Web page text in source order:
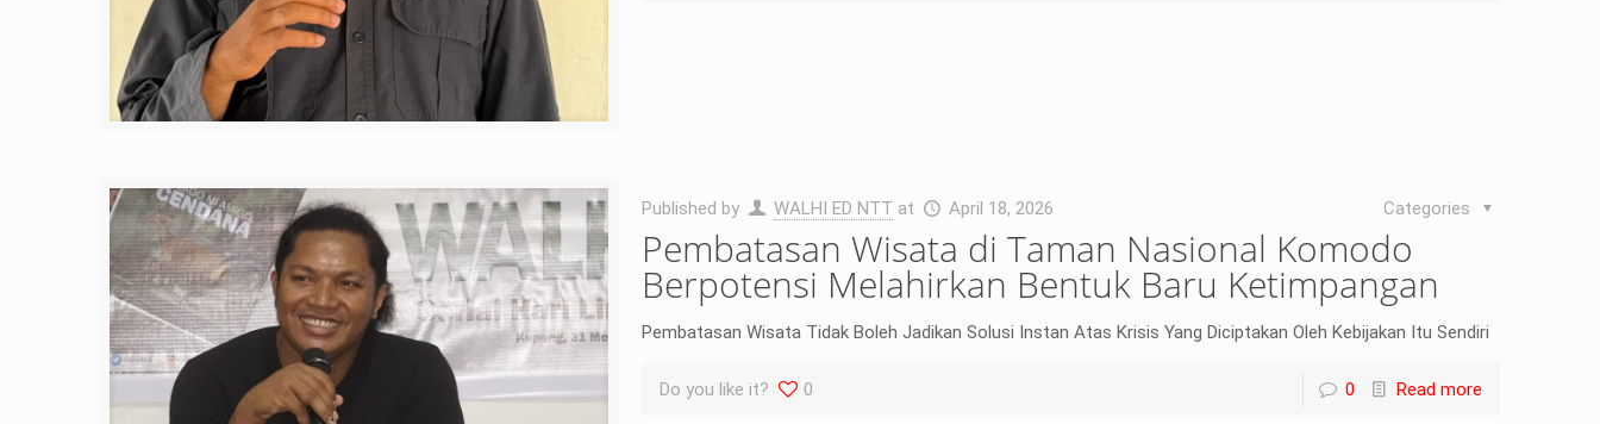
Published by WALHI ED NTT at April 18, 2026 Categories
Pembatasan Wisata di Taman Nasional Komodo
Berpotensi Melahirkan Bentuk Baru Ketimpangan
Pembatasan Wisata Tidak Boleh Jadikan Solusi Instan Atas Krisis Yang Diciptakan Oleh Kebijakan Itu Sendiri
Do you like it? 0 0 Read more